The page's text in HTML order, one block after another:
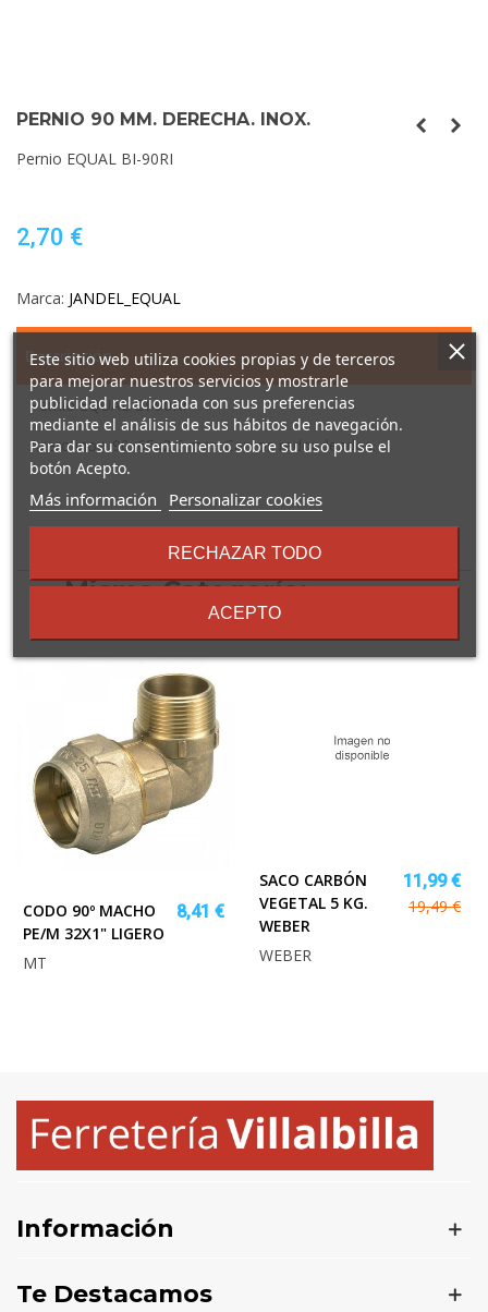
PERNIO 90 MM. DERECHA. INOX.
Pernio EQUAL BI-90RI
2,70 €
Marca: JANDEL_EQUAL
Descripción
Pernio EQUAL BI-90RI
Acero inox. 90x65x2,5 mm. Cantos redondeados.
16 Otros Productos En La
Misma Categoría:
CODO 90º MACHO
PE/M 32X1" LIGERO
8,41 €
MT
SACO CARBÓN
VEGETAL 5 KG.
WEBER
11,99 €
19,49 €
WEBER
Información
Te Destacamos
Este sitio web utiliza cookies propias y de terceros
para mejorar nuestros servicios y mostrarle
publicidad relacionada con sus preferencias
mediante el análisis de sus hábitos de navegación.
Para dar su consentimiento sobre su uso pulse el
botón Acepto.
Más información
sobre
términos
condiciones
Personalizar cookies
RECHAZAR TODO
ACEPTO